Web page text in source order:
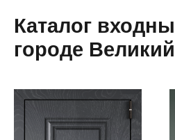
Алушта
Альметьевск
Анапа
Анжеро-
Судженск
Каталог
городе